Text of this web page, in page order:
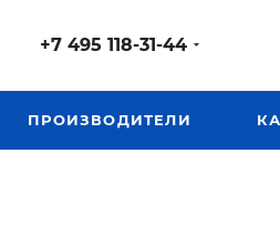
+7 495 118-31-44
ПРОИЗВОДИТЕЛИ